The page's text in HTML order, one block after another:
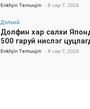
Enkhjin Temuujin - 8 сар 7, 2026
Дэлхий
Долфин хар салхи
500 гаруй нислэг
Enkhjin Temuujin - 8 сар 7, 2026